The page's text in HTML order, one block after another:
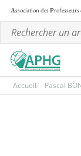
Association desProfesseurs
Accueil Pascal